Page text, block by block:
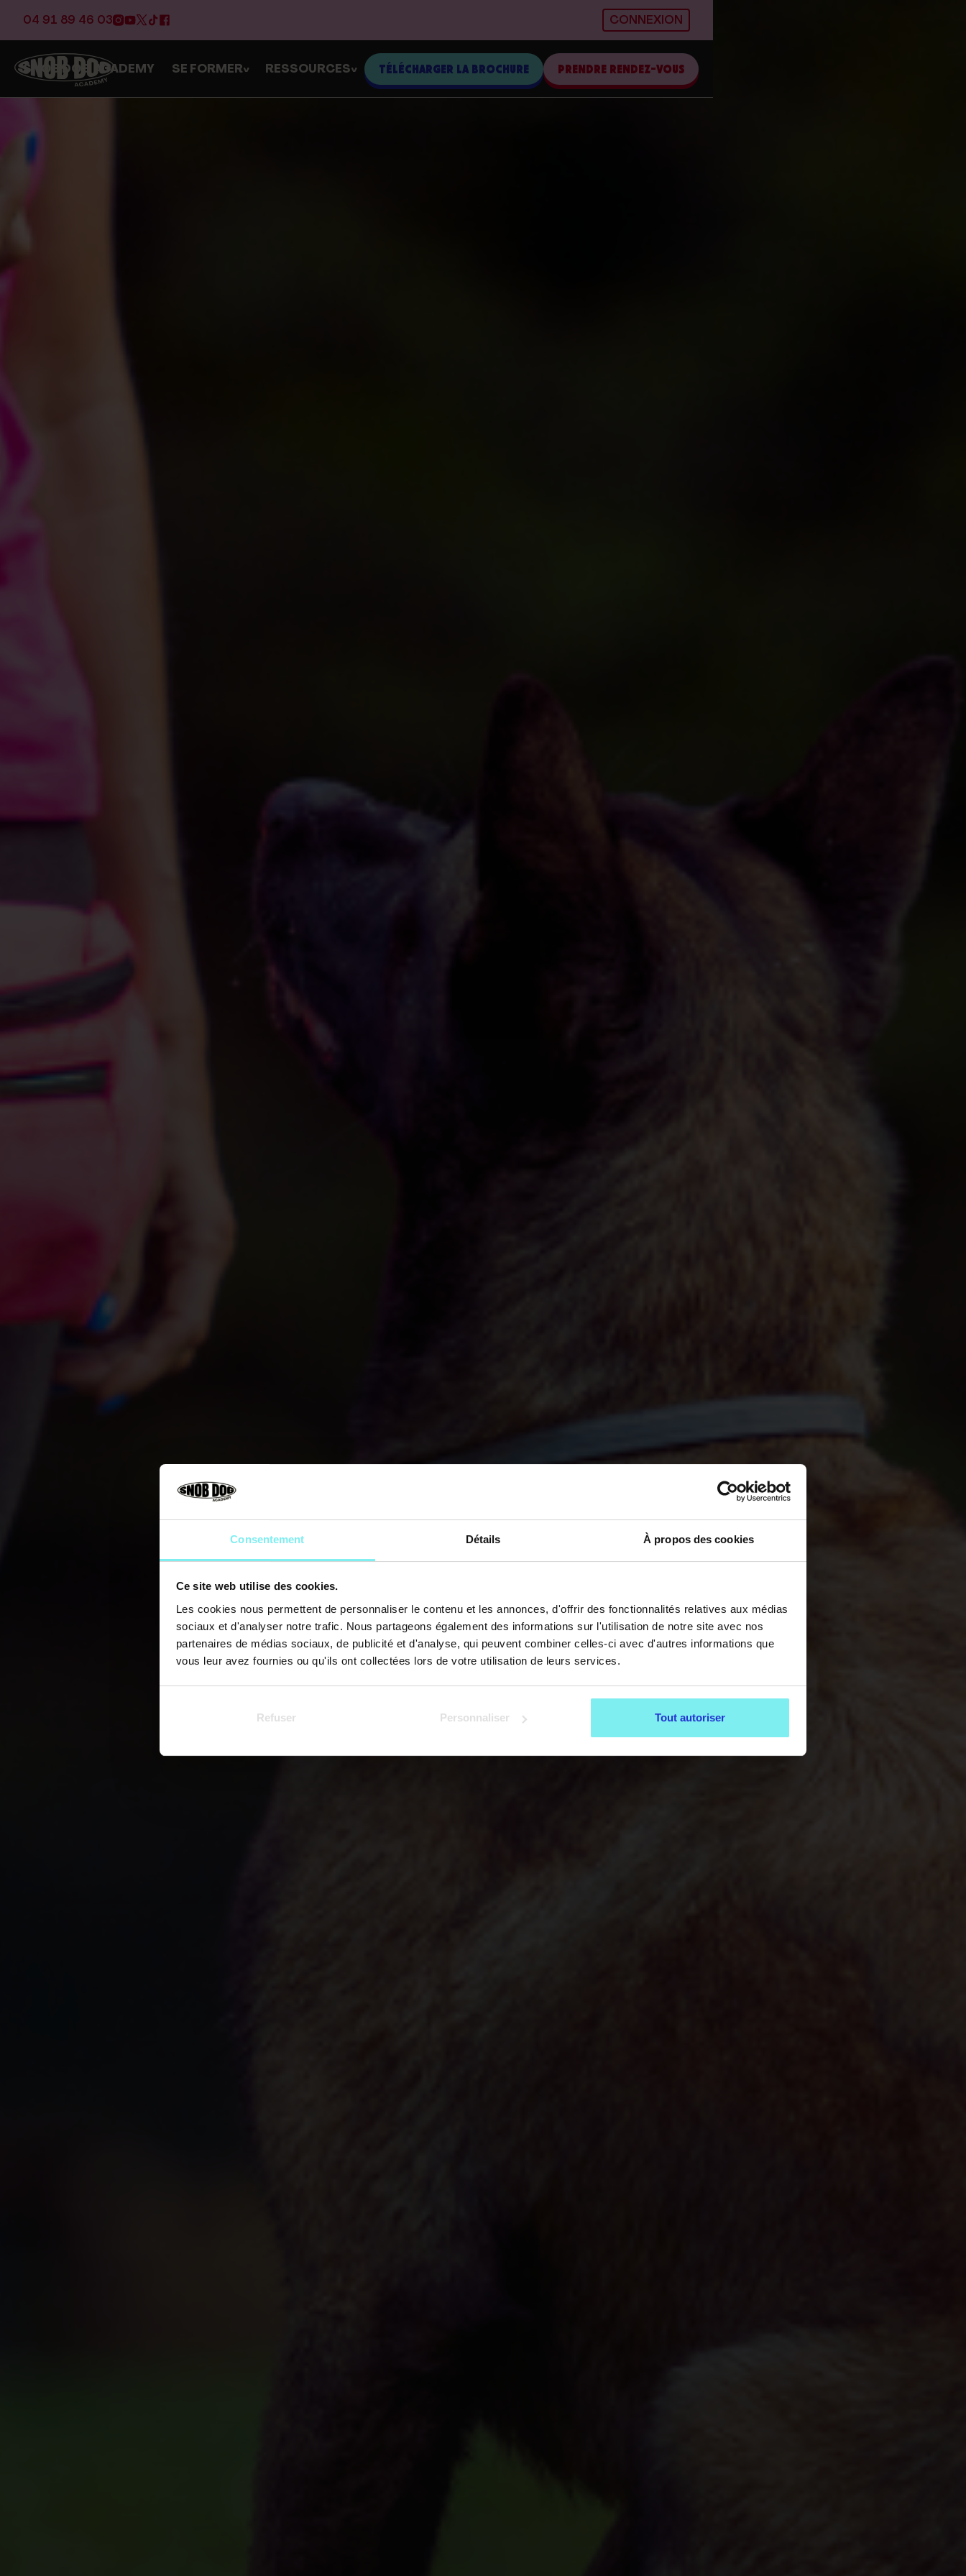
Consentement Détails À propos des cookies
Ce site web utilise des cookies.
Les cookies nous permettent de personnaliser le contenu et les annonces, d'offrir des fonctionnalités relatives aux médias
sociaux et d'analyser notre trafic. Nous partageons également des informations sur l'utilisation de notre site avec nos
partenaires de médias sociaux, de publicité et d'analyse, qui peuvent combiner celles-ci avec d'autres informations que
vous leur avez fournies ou qu'ils ont collectées lors de votre utilisation de leurs services.
Refuser Personnaliser Tout autoriser
04 91 89 46 03 CONNEXION
SNOB DOG ACADEMY SE FORMER> RESSOURCES> TÉLÉCHARGER LA BROCHURE PRENDRE RENDEZ-VOUS